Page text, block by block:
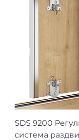
SDS 9200
система